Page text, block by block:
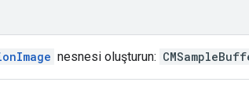
nesnesi oluşturun: